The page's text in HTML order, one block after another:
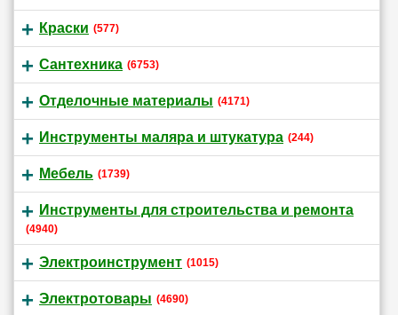
Краски (577)
Сантехника (6753)
Отделочные материалы (4171)
Инструменты маляра и штукатура (244)
Мебель (1739)
Инструменты для строительства и ремонта
(4940)
Электроинструмент (1015)
Электротовары (4690)